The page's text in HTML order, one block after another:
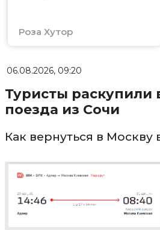
Роза Хутор
06.08.2026, 09:20
Туристы раскупили
поезда из Сочи
Как вернуться в Москву